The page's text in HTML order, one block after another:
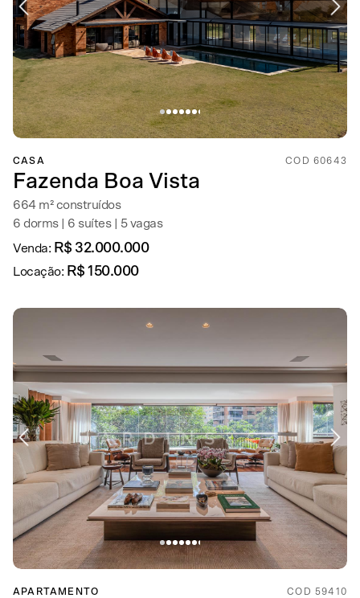
CASA COD 60643
Fazenda Boa Vista
664 m² construídos
6 dorms | 6 suítes | 5 vagas
Venda: R$ 32.000.000
Locação: R$ 150.000
APARTAMENTO COD 59410